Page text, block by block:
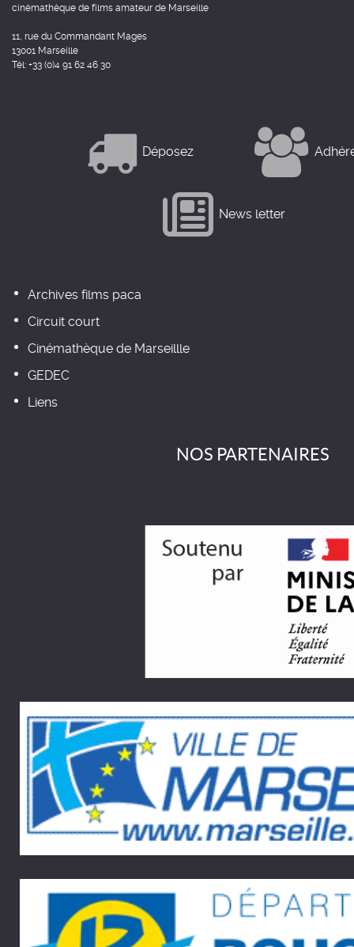
cinémathèque de films amateur de Marseille
11, rue du Commandant Mages
13001 Marseille
Tél: +33 (0)4 91 62 46 30
Déposez
News letter
Archives films paca
Circuit court
Cinémathèque de Marseillle
GEDEC
Liens
NOS PARTENAIRES